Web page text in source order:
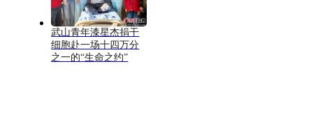
武山青年漆星杰捐干
细胞赴一场十四万分
之一的“生命之约”